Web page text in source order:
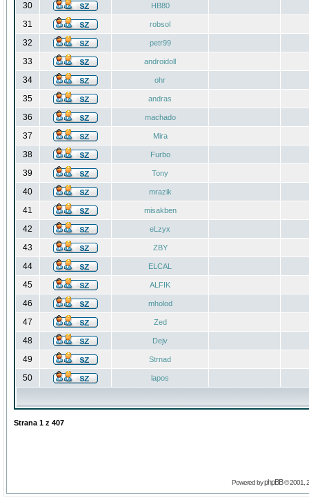
30 HB80
31 robsol
32 petr99
33 androidoll
34 ohr
35 andras
36 machado
37 Mira
38 Furbo
39 Tony
40 mrazik
41 misakben
42 eLzyx
43 ZBY
44 ELCAL
45 ALFIK
46 mholod
47 Zed
48 Dejv
49 Strnad
50 lapos
Strana 1 z 407
Powered byphpBB© 2001,